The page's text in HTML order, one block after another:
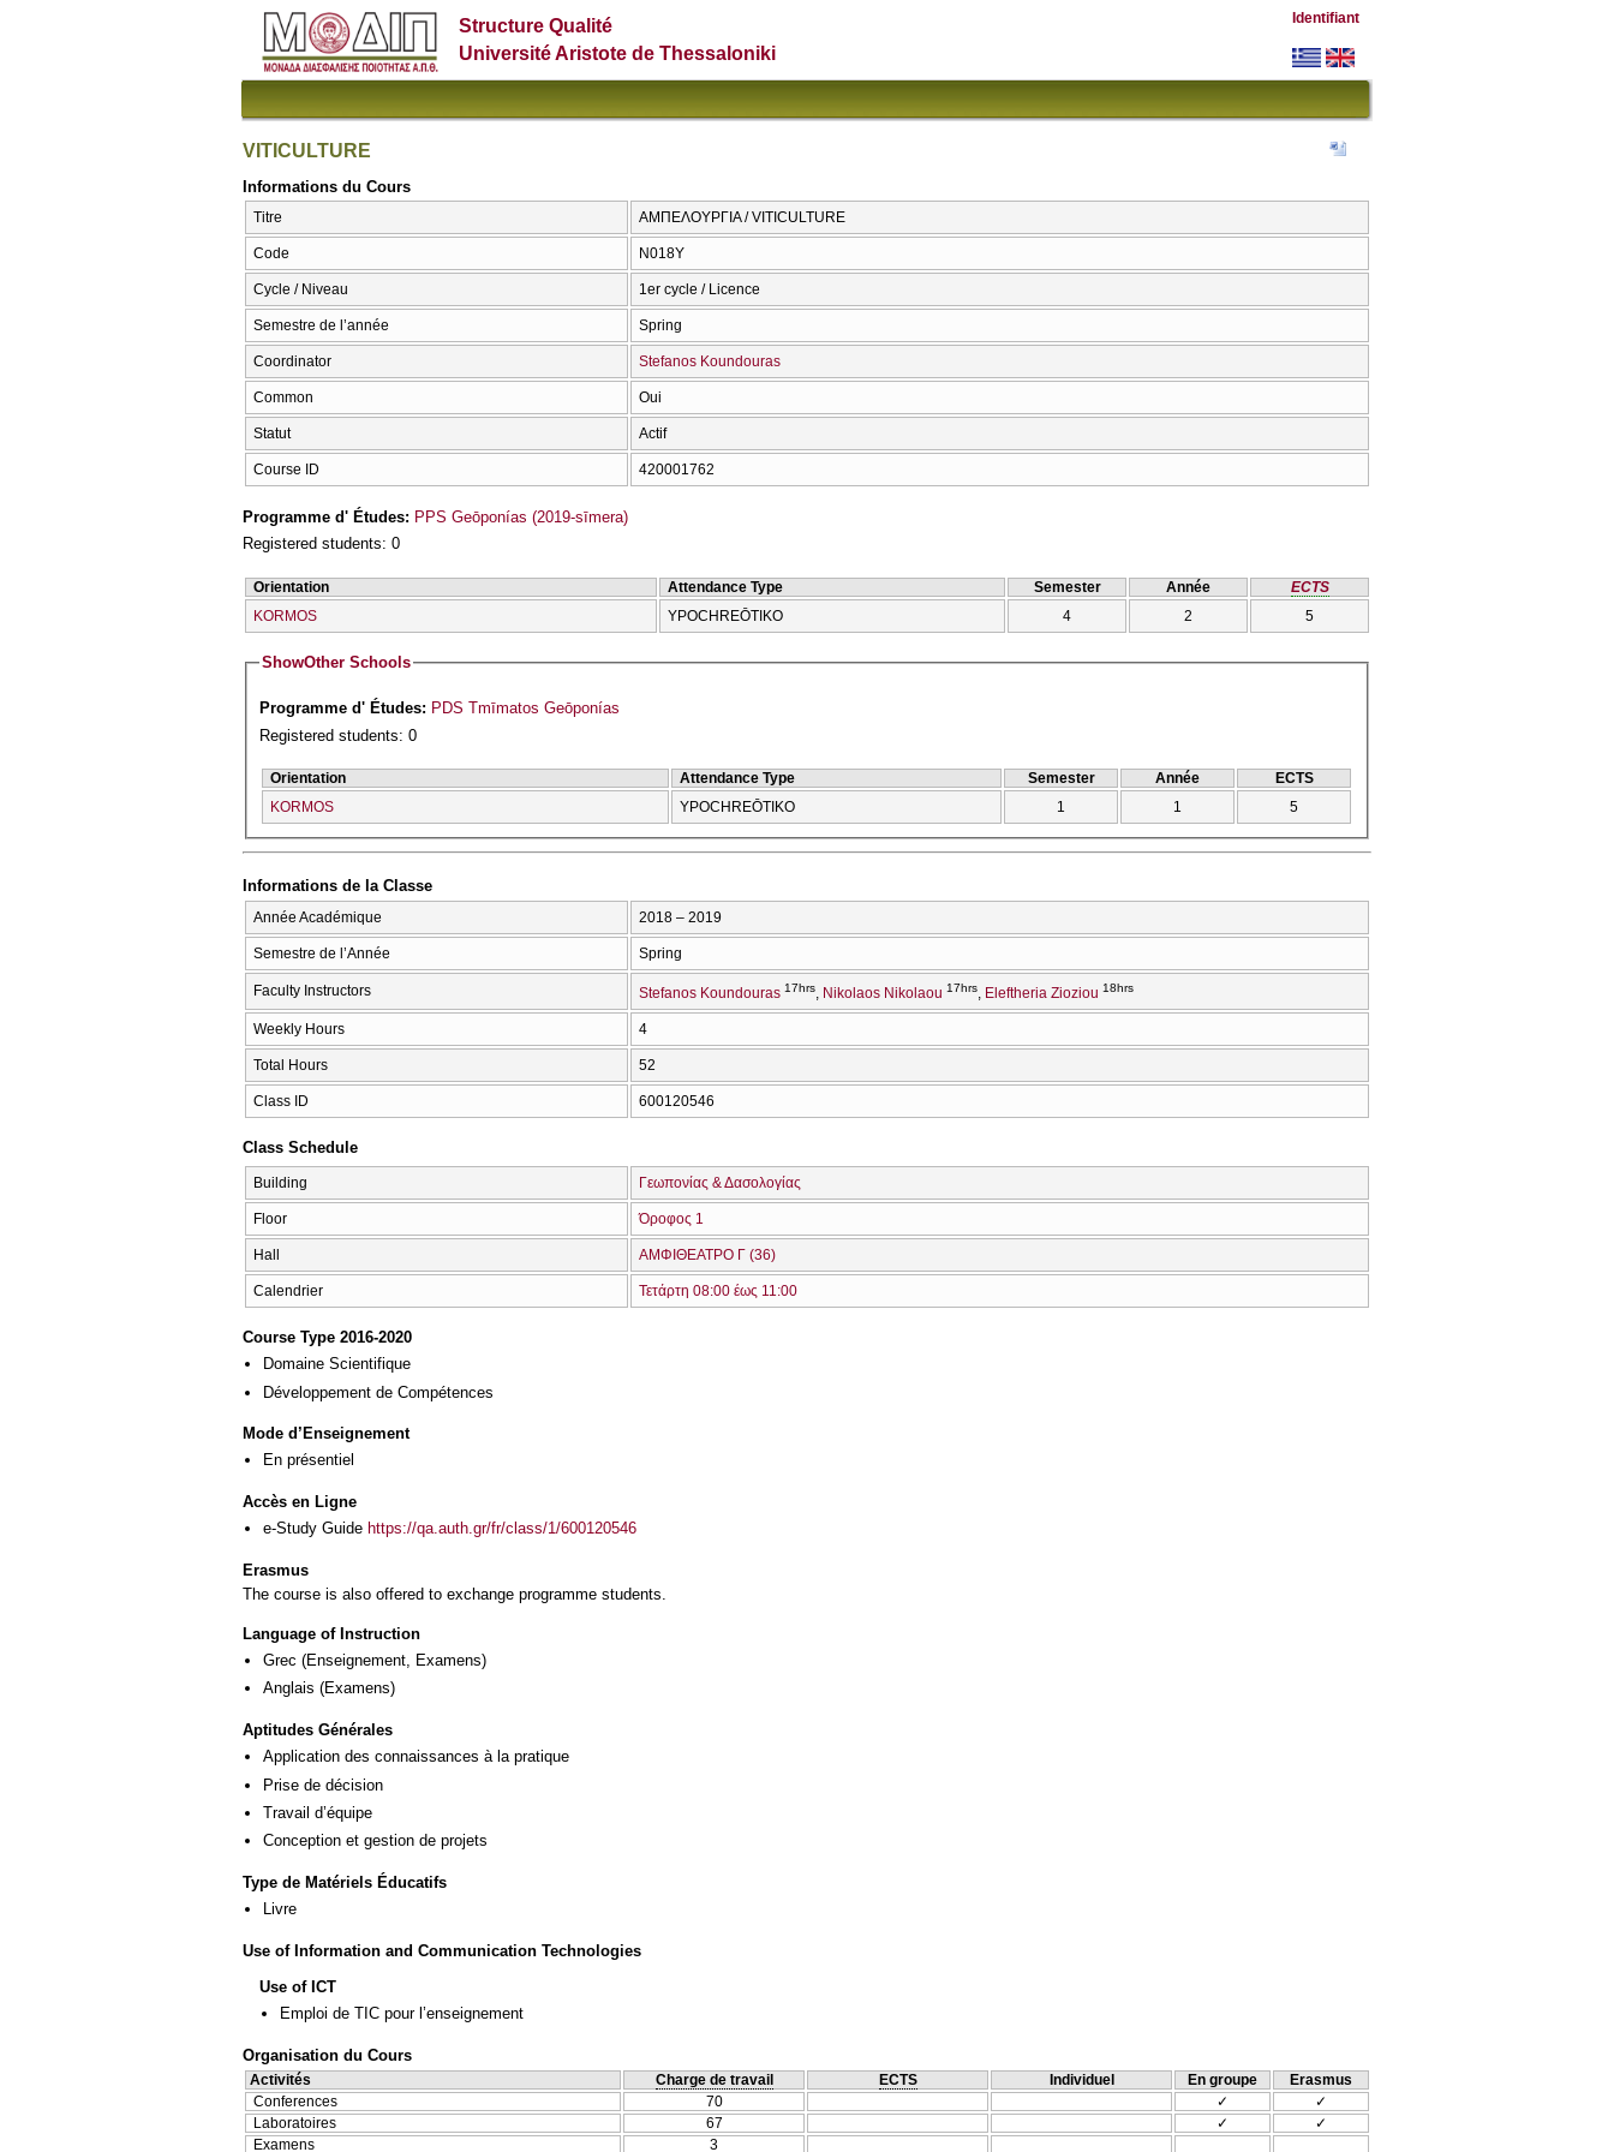
Structure Qualité
Université Aristote de Thessaloniki
Identifiant
VITICULTURE
Informations du Cours
Titre ΑΜΠΕΛΟΥΡΓΙΑ / VITICULTURE
Code Ν018Υ
Cycle / Niveau 1er cycle / Licence
Semestre de l’année Spring
Coordinator Stefanos Koundouras
Common Oui
Statut Actif
Course ID 420001762
Programme d' Études: PPS Geōponías (2019-sīmera)
Registered students: 0
Orientation Attendance Type Semester Année
ECTS
KORMOS
YPOCΗREŌTIKO 4 2 5
ShowOther Schools
Programme d' Études: PDS Tmīmatos Geōponías
Registered students: 0
Orientation Attendance Type Semester Année
ECTS
KORMOS
YPOCΗREŌTIKO 1 1 5
Informations de la Classe
Année Académique 2018 – 2019
Semestre de l’Année Spring
Faculty Instructors Stefanos Koundouras 17hrs Nikolaos Nikolaou 17hrs Eleftheria Zioziou 18hrs
Weekly Hours 4
Total Hours 52
Class ID 600120546
Class Schedule
Building Γεωπονίας & Δασολογίας
Floor Όροφος 1
Hall ΑΜΦΙΘΕΑΤΡΟ Γ (36)
Calendrier Τετάρτη 08:00 έως 11:00
Course Type 2016-2020
Domaine Scientifique
Développement de Compétences
Mode d’Enseignement
En présentiel
Accès en Ligne
e-Study Guide https://qa.auth.gr/fr/class/1/600120546
Erasmus
The course is also offered to exchange programme students.
Language of Instruction
Grec (Enseignement, Examens)
Anglais (Examens)
Aptitudes Générales
Application des connaissances à la pratique
Prise de décision
Travail d’équipe
Conception et gestion de projets
Type de Matériels Éducatifs
Livre
Use of Information and Communication Technologies
Use of ICT
Emploi de TIC pour l’enseignement
Organisation du Cours
Activités Charge de travail ECTS Individuel En groupe
Erasmus
Conferences
70 ✓
✓
Laboratoires
67 ✓
✓
Examens
3